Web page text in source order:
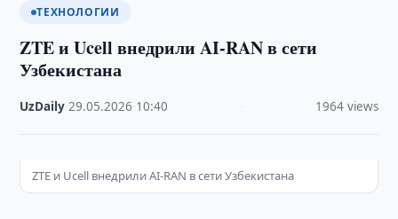
ТЕХНОЛОГИИ
ZTE и Ucell внедрили AI-RAN в сети
Узбекистана
UzDaily ·29.05.2026 10:40 1964 views
ZTE и Ucell внедрили AI-RAN в сети Узбекистана